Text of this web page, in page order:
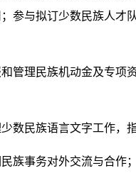
参与拟订少数民族人才
管理民族机动金及专项
数民族语言文字工作，
族事务对外交流与合作